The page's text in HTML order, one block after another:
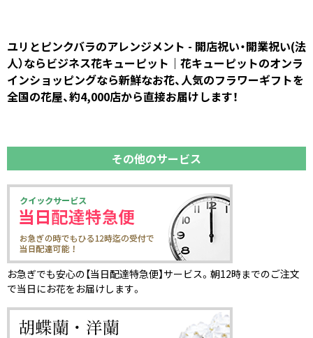
ユリとピンクバラのアレンジメント - 開店祝い・開業祝い(法
人）ならビジネス花キューピット｜花キューピットのオンラ
インショッピングなら新鮮なお花、人気のフラワーギフトを
全国の花屋、約4,000店から直接お届けします！
その他のサービス
お急ぎでも安心の【当日配達特急便】サービス。朝12時までのご注文
で当日にお花をお届けします。